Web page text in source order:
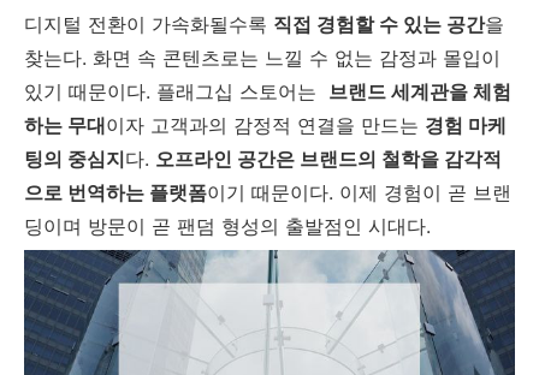
디지털 전환이 가속화될수록 직접 경험할 수 있는 공간을
찾는다. 화면 속 콘텐츠로는 느낄 수 없는 감정과 몰입이
있기 때문이다. 플래그십 스토어는 브랜드 세계관을 체험
하는 무대이자 고객과의 감정적 연결을 만드는 경험 마케
팅의 중심지다. 오프라인 공간은 브랜드의 철학을 감각적
으로 번역하는 플랫폼이기 때문이다. 이제 경험이 곧 브랜
딩이며 방문이 곧 팬덤 형성의 출발점인 시대다.